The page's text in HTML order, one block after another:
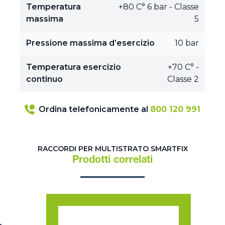
Temperatura
massima
+80 C° 6 bar - Classe
5
Pressione massima d’esercizio 10 bar
Temperatura esercizio
continuo
+70 C° -
Classe 2
Ordina telefonicamente al 800 120 991
RACCORDI PER MULTISTRATO SMARTFIX
Prodotti correlati